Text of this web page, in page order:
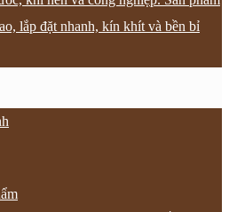
lắp đặt nhanh, kín khít và bền bỉ